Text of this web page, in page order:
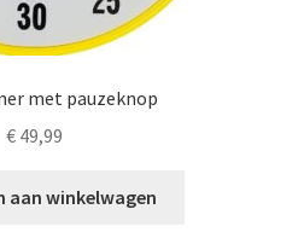
met pauzeknop
€49,99
aan winkelwagen